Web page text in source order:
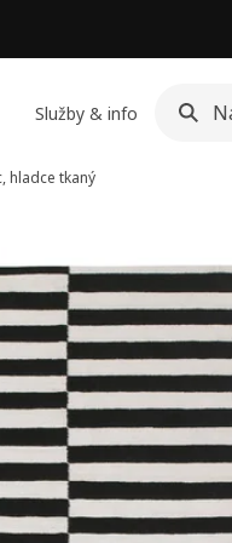
Služby & info
hladce tkaný